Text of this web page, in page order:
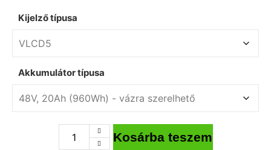
Kijelző típusa
Akkumulátor típusa
Kosárba teszem